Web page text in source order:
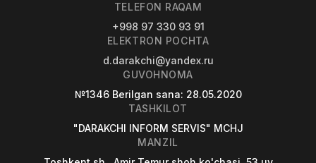
TELEFON RAQAM
+998 97 330 93 91
ELEKTRON POCHTA
d.darakchi@yandex.ru
GUVOHNOMA
№1346 Berilgan sana: 28.05.2020
TASHKILOT
"DARAKCHI INFORM SERVIS" MCHJ
MANZIL